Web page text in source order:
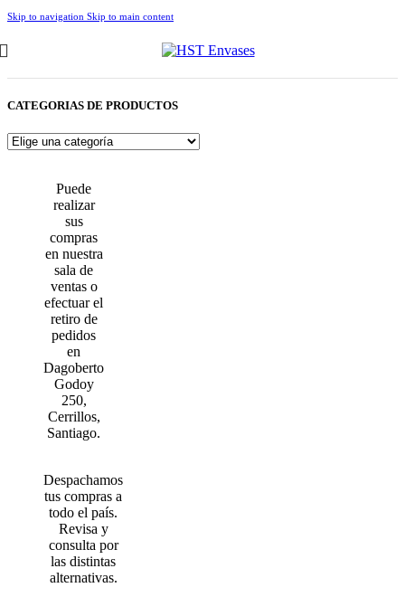
Skip to navigation Skip to main content
CATEGORIAS DE PRODUCTOS
Puede
realizar
sus
compras
en nuestra
sala de
ventas o
efectuar el
retiro de
pedidos
en
Dagoberto
Godoy
250,
Cerrillos,
Santiago.
Despachamos
tus compras a
todo el país.
Revisa y
consulta por
las distintas
alternativas.